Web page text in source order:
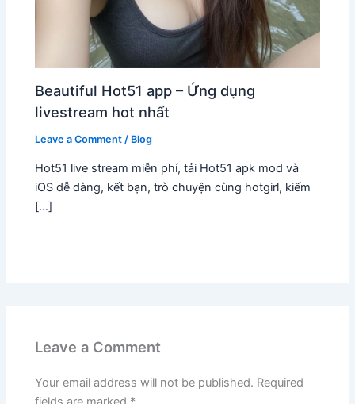
Beautiful Hot51 app – Ứng dụng
livestream hot nhất
Leave a Comment / Blog
Hot51 live stream miễn phí, tải Hot51 apk mod và
iOS dễ dàng, kết bạn, trò chuyện cùng hotgirl, kiếm
[…]
Leave a Comment
Your email address will not be published. Required